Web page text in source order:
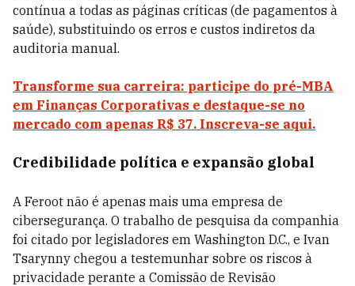
contínua a todas as páginas críticas (de pagamentos à
saúde), substituindo os erros e custos indiretos da
auditoria manual.
Transforme sua carreira: participe do pré-MBA
em Finanças Corporativas e destaque-se no
mercado com apenas R$ 37. Inscreva-se aqui.
Credibilidade política e expansão global
A Feroot não é apenas mais uma empresa de
cibersegurança. O trabalho de pesquisa da companhia
foi citado por legisladores em Washington D.C., e Ivan
Tsarynny chegou a testemunhar sobre os riscos à
privacidade perante a Comissão de Revisão